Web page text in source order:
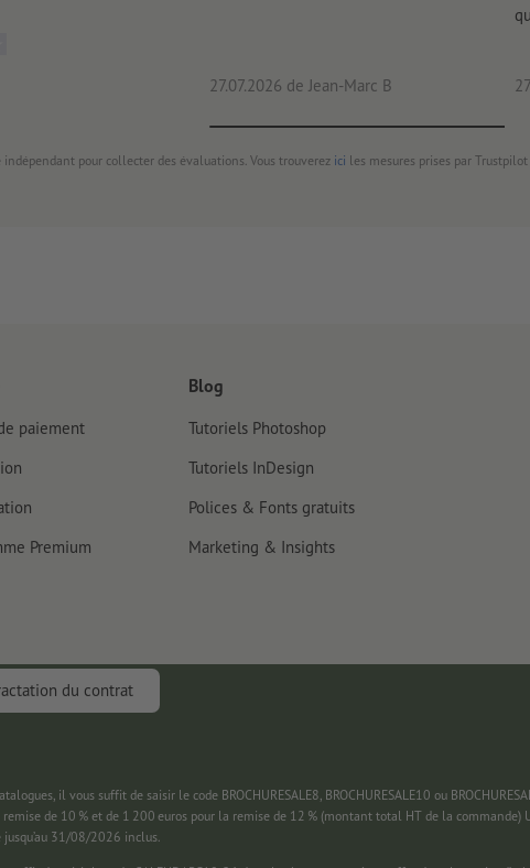
27.07.2026 de Jean-Marc B
pour collecter des évaluations. Vous trouverez ici les mesures prises par
paiement
Premium
Blog
Tutoriels Photoshop
Tutoriels InDesign
Polices & Fonts gratuits
Marketing & Insights
du contrat
il vous suffit de saisir le code BROCHURESALE8, BROCHURESALE10 ou
de 10 % et de 1 200 euros pour la remise de 12 % (montant total HT de la
31/08/2026 inclus.